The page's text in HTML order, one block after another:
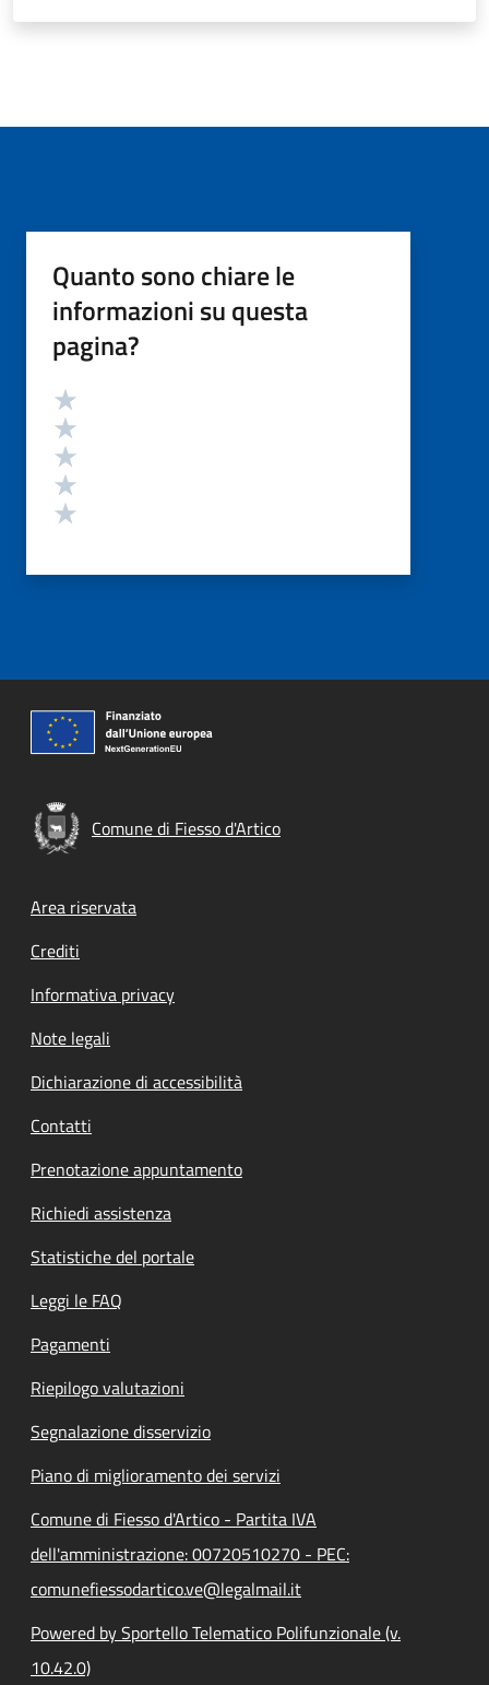
Quanto sono chiare le
informazioni su questa
pagina?
Valutazione
Comune di Fiesso d'Artico
Footer menu
Area riservata
Crediti
Informativa privacy
Note legali
Dichiarazione di accessibilità
Contatti
Prenotazione appuntamento
Richiedi assistenza
Statistiche del portale
Leggi le FAQ
Pagamenti
Riepilogo valutazioni
Segnalazione disservizio
Piano di miglioramento dei servizi
Comune di Fiesso d'Artico - Partita IVA
dell'amministrazione: 00720510270 - PEC:
comunefiessodartico.ve@legalmail.it
Powered by Sportello Telematico Polifunzionale (v.
10.42.0)